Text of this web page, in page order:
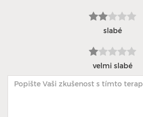
slabé
velmi slabé